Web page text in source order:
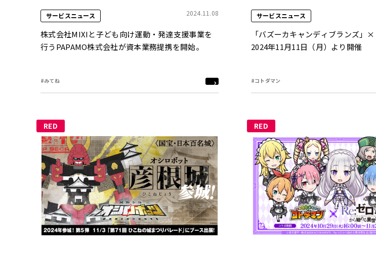
サービスニュース 2024.11.08
株式会社MIXIと子ども向け運動・発達支援事業を
行うPAPAMO株式会社が資本業務提携を開始。
#みてね
サービスニュース
「バズーカキャンディブランズ」×
2024年11月11日（月）より開催
#コトダマン
RED RED